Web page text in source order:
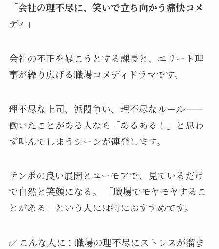
「会社の理不尽に、笑いで立ち向かう痛快コメ
ディ」
会社の不正を暴こうとする課長と、エリート理
事が繰り広げる職場コメディドラマです。
理不尽な上司、派閥争い、理不尽なルール——
働いたことがある人なら「あるある！」と思わ
ず叫んでしまうシーンが連発します。
テンポの良い展開とユーモアで、見ているだけ
で自然と笑顔になる。 「職場でモヤモヤするこ
とがある」という人には特におすすめです。
✅ こんな人に：職場の理不尽にストレスが溜ま